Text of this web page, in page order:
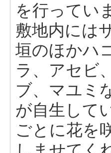
を行ってい
敷地内には
垣のほかハ
ラ、アセビ
ブ、マユミ
が自生して
ごとに花を